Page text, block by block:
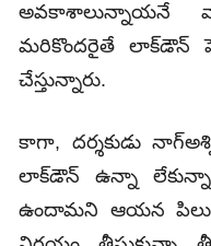
అవకాశాలున్నాయనే
మరికొందరైతే లాక్‌డౌన్‌
చేస్తున్నారు.
కాగా, దర్శకుడు
లాక్‌డౌన్‌ ఉన్నా లేకున్నా
ఉందామని ఆయన